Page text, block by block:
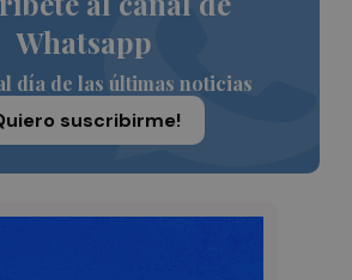
Whatsapp
día de las últimas noticias
suscribirme!